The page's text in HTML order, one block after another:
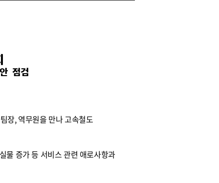
점검
장, 역무원을 만나 고속철도
물 증가 등 서비스 관련 애로사항과